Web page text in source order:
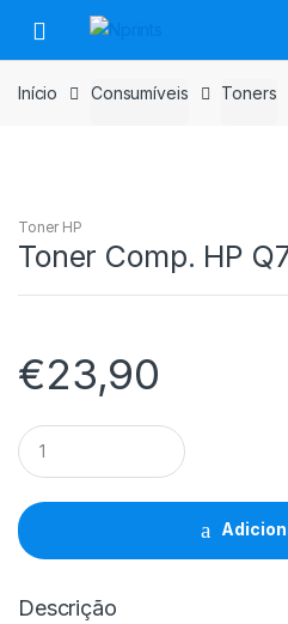
para
navegação
para
o
conteúdo
Início Consumíveis Toners
Toner HP
Toner Comp. HP
€23,90
Toner
Comp.
HP
Q7551A
quantidade
Descrição